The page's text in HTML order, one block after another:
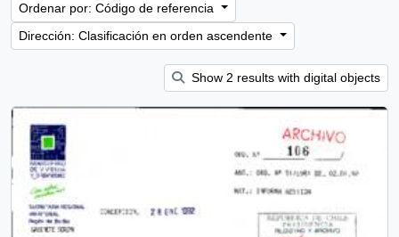
Ordenar por: Código de referencia
Dirección: Clasificación en orden ascendente
Show 2 results with digital objects